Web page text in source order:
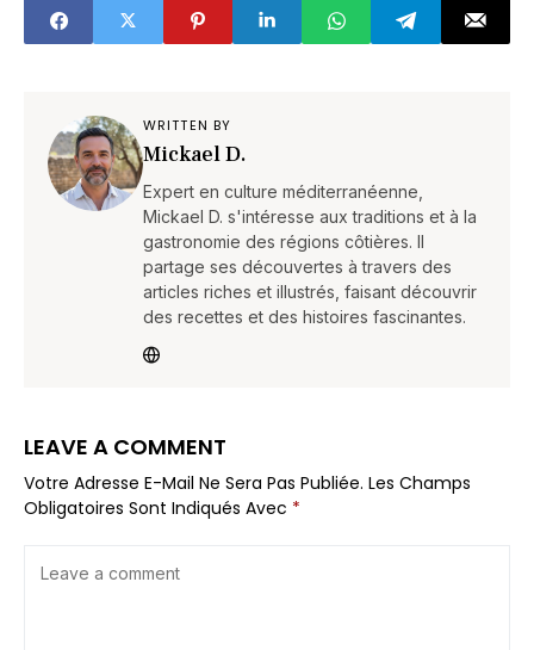
WRITTEN BY
Mickael D.
Expert en culture méditerranéenne,
Mickael D. s'intéresse aux traditions et à la
gastronomie des régions côtières. Il
partage ses découvertes à travers des
articles riches et illustrés, faisant découvrir
des recettes et des histoires fascinantes.
LEAVE A COMMENT
Votre Adresse E-Mail Ne Sera Pas Publiée. Les Champs
Obligatoires Sont Indiqués Avec *